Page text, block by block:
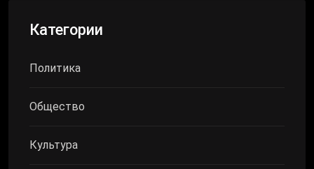
Категории
Политика
Общество
Культура